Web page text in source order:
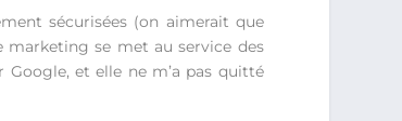
sécurisées (on aimerait que
marketing se met au service des
et elle ne m’a pas quitté